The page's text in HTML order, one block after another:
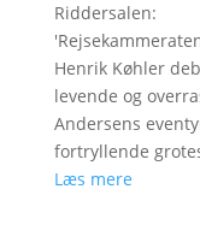
Riddersalen:
'
Henrik Køhler
levende og
Andersens
fortryllende
Læs mere